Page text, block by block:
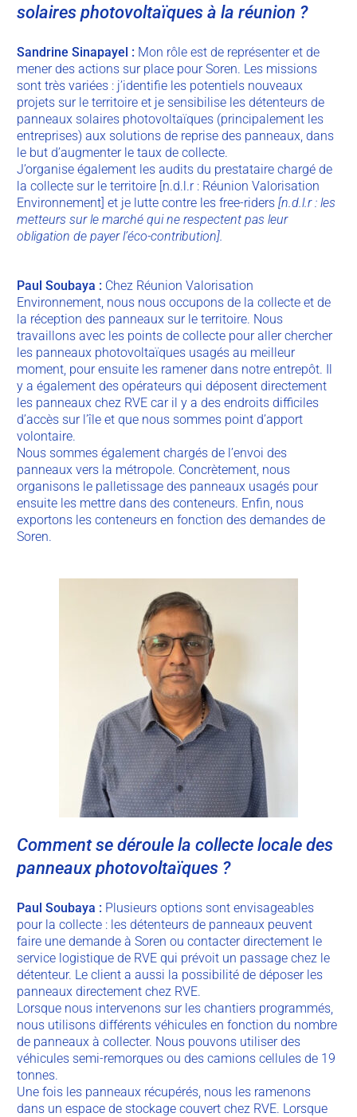
solaires photovoltaïques à la réunion ?
Sandrine Sinapayel : Mon rôle est de représenter et de
mener des actions sur place pour Soren. Les missions
sont très variées : j’identifie les potentiels nouveaux
projets sur le territoire et je sensibilise les détenteurs de
panneaux solaires photovoltaïques (principalement les
entreprises) aux solutions de reprise des panneaux, dans
le but d’augmenter le taux de collecte.
J’organise également les audits du prestataire chargé de
la collecte sur le territoire [n.d.l.r : Réunion Valorisation
Environnement] et je lutte contre les free-riders[n.d.l.r : les
metteurs sur le marché qui ne respectent pas leur
obligation de payer l’éco-contribution].
Paul Soubaya : Chez Réunion Valorisation
Environnement, nous nous occupons de la collecte et de
la réception des panneaux sur le territoire. Nous
travaillons avec les points de collecte pour aller chercher
les panneaux photovoltaïques usagés au meilleur
moment, pour ensuite les ramener dans notre entrepôt. Il
y a également des opérateurs qui déposent directement
les panneaux chez RVE car il y a des endroits difficiles
d’accès sur l’île et que nous sommes point d’apport
volontaire.
Nous sommes également chargés de l’envoi des
panneaux vers la métropole. Concrètement, nous
organisons le palletissage des panneaux usagés pour
ensuite les mettre dans des conteneurs. Enfin, nous
exportons les conteneurs en fonction des demandes de
Soren.
Comment se déroule la collecte locale des
panneaux photovoltaïques ?
PaulSoubaya : Plusieurs options sont envisageables
pour la collecte : les détenteurs de panneaux peuvent
faire une demande à Soren ou contacter directement le
service logistique de RVE qui prévoit un passage chez le
détenteur. Le client a aussi la possibilité de déposer les
panneaux directement chez RVE.
Lorsque nous intervenons sur les chantiers programmés,
nous utilisons différents véhicules en fonction du nombre
de panneaux à collecter. Nous pouvons utiliser des
véhicules semi-remorques ou des camions cellules de 19
tonnes.
Une fois les panneaux récupérés, nous les ramenons
dans un espace de stockage couvert chez RVE. Lorsque